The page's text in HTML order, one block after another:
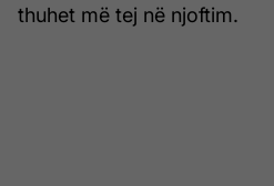
thuhet më tej në njoftim.